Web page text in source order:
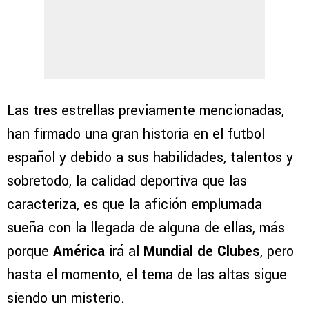
Las tres estrellas previamente mencionadas,
han firmado una gran historia en el futbol
español y debido a sus habilidades, talentos y
sobretodo, la calidad deportiva que las
caracteriza, es que la afición emplumada
sueña con la llegada de alguna de ellas, más
porque América irá al Mundial de Clubes, pero
hasta el momento, el tema de las altas sigue
siendo un misterio.